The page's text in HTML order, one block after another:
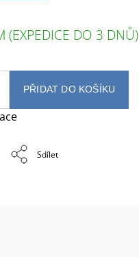
(EXPEDICE DO 3 DNŮ)
PŘIDAT DO KOŠÍKU
Sdílet